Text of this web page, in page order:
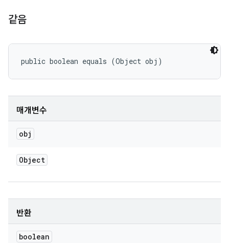
같음
public boolean equals (Object obj)
매개변수
obj
Object
반환
boolean